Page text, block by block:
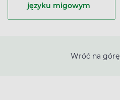
języku migowym
Wróć na górę